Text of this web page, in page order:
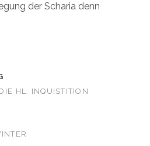
der Scharia denn
HL. INQUISTITION